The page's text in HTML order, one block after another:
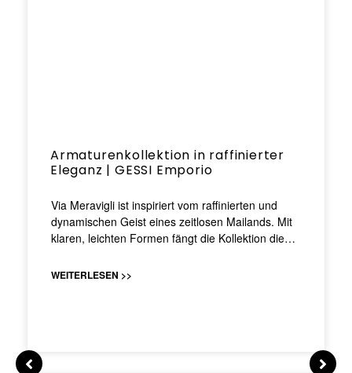
Armaturenkollektion in raffinierter
Eleganz | GESSI Emporio
Via Meravigli ist inspiriert vom raffinierten und
dynamischen Geist eines zeitlosen Mailands. Mit
klaren, leichten Formen fängt die Kollektion die…
WEITERLESEN >>